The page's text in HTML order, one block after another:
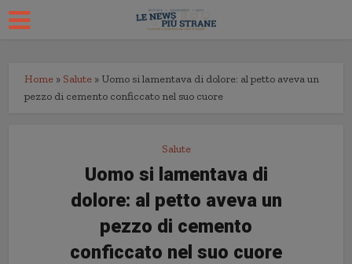
Home » Salute » Uomo si lamentava di dolore: al petto aveva un
pezzo di cemento conficcato nel suo cuore
Salute
Uomo si lamentava di
dolore: al petto aveva un
pezzo di cemento
conficcato nel suo cuore